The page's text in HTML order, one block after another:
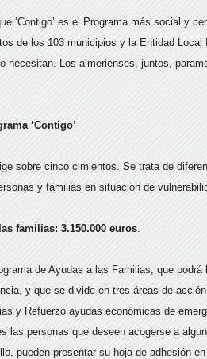
‘Contigo’ es el Programa más social y
de los 103 municipios y la Entidad Local
necesitan. Los almerienses, juntos,
‘Contigo’
sobre cinco cimientos. Se trata de
y familias en situación de
familias: 3.150.000 euros.
de Ayudas a las Familias, que
y que se divide en tres áreas de
y Refuerzo ayudas económicas de
las personas que deseen acogerse a
pueden presentar su hoja de adhesión